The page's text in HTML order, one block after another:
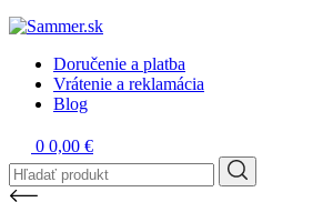
Doručenie a platba
Vrátenie a reklamácia
Blog
0 0,00 €